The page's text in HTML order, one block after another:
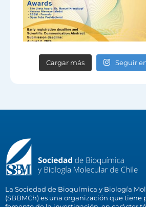
Cargar más Seguir
La Sociedad de Bioquímica y Biología
(SBBMCh) es una organización que tiene